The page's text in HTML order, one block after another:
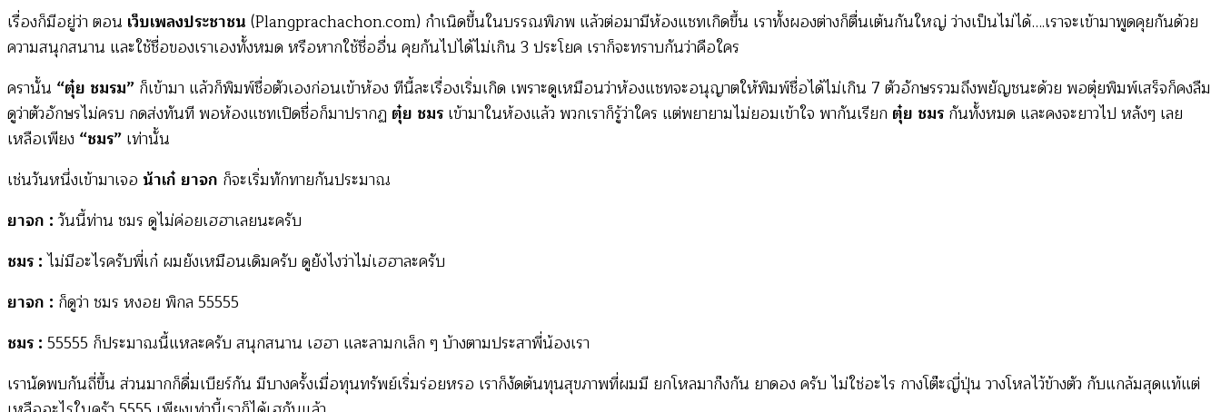
เรื่องก็มีอยู่ว่า ตอน เว็บเพลงประชาชน (Plangprachachon.com) กำเนิดขึ้นในบรรณพิภพ แล้วต่อมามีห้องแชทเกิดขึ้น เราทั้งผองต่างก็ตื่นเต้นกันใหญ่ ว่างเป็นไม่ได้….เราจะเข้ามาพูดคุยกันด้วย
ความสนุกสนาน และใช้ชื่อของเราเองทั้งหมด หรือหากใช้ชื่ออื่น คุยกันไปได้ไม่เกิน 3 ประโยค เราก็จะทราบกันว่าคือใคร
ครานั้น “ตุ๋ย ชมรม” ก็เข้ามา แล้วก็พิมพ์ชื่อตัวเองก่อนเข้าห้อง ทีนี้ละเรื่องเริ่มเกิด เพราะดูเหมือนว่าห้องแชทจะอนุญาตให้พิมพ์ชื่อได้ไม่เกิน 7 ตัวอักษรรวมถึงพยัญชนะด้วย พอตุ๋ยพิมพ์เสร็จก็คงลืม
ดูว่าตัวอักษรไม่ครบ กดส่งทันที พอห้องแชทเปิดชื่อก็มาปรากฏ ตุ๋ย ชมร เข้ามาในห้องแล้ว พวกเราก็รู้ว่าใคร แต่พยายามไม่ยอมเข้าใจ พากันเรียก ตุ๋ย ชมร กันทั้งหมด และคงจะยาวไป หลังๆ เลย
เหลือเพียง “ชมร” เท่านั้น
เช่นวันหนึ่งเข้ามาเจอ น้าเก๋ ยาจก ก็จะเริ่มทักทายกันประมาณ
ยาจก :วันนี้ท่าน ชมร ดูไม่ค่อยเฮฮาเลยนะครับ
ชมร :ไม่มีอะไรครับพี่เก๋ ผมยังเหมือนเดิมครับ ดูยังไงว่าไม่เฮฮาละครับ
ยาจก : ก็ดูว่า ชมร หงอย พิกล 55555
ชมร : 55555 ก็ประมาณนี้แหละครับ สนุกสนาน เฮฮา และลามกเล็ก ๆ บ้างตามประสาพี่น้องเรา
เรานัดพบกันถี่ขึ้น ส่วนมากก็ดื่มเบียร์กัน มีบางครั้งเมื่อทุนทรัพย์เริ่มร่อยหรอ เราก็งัดต้นทุนสุขภาพที่ผมมี ยกโหลมาก๊งกัน ยาดอง ครับ ไม่ใช่อะไร กางโต๊ะญี่ปุ่น วางโหลไว้ข้างตัว กับแกล้มสุดแท้แต่